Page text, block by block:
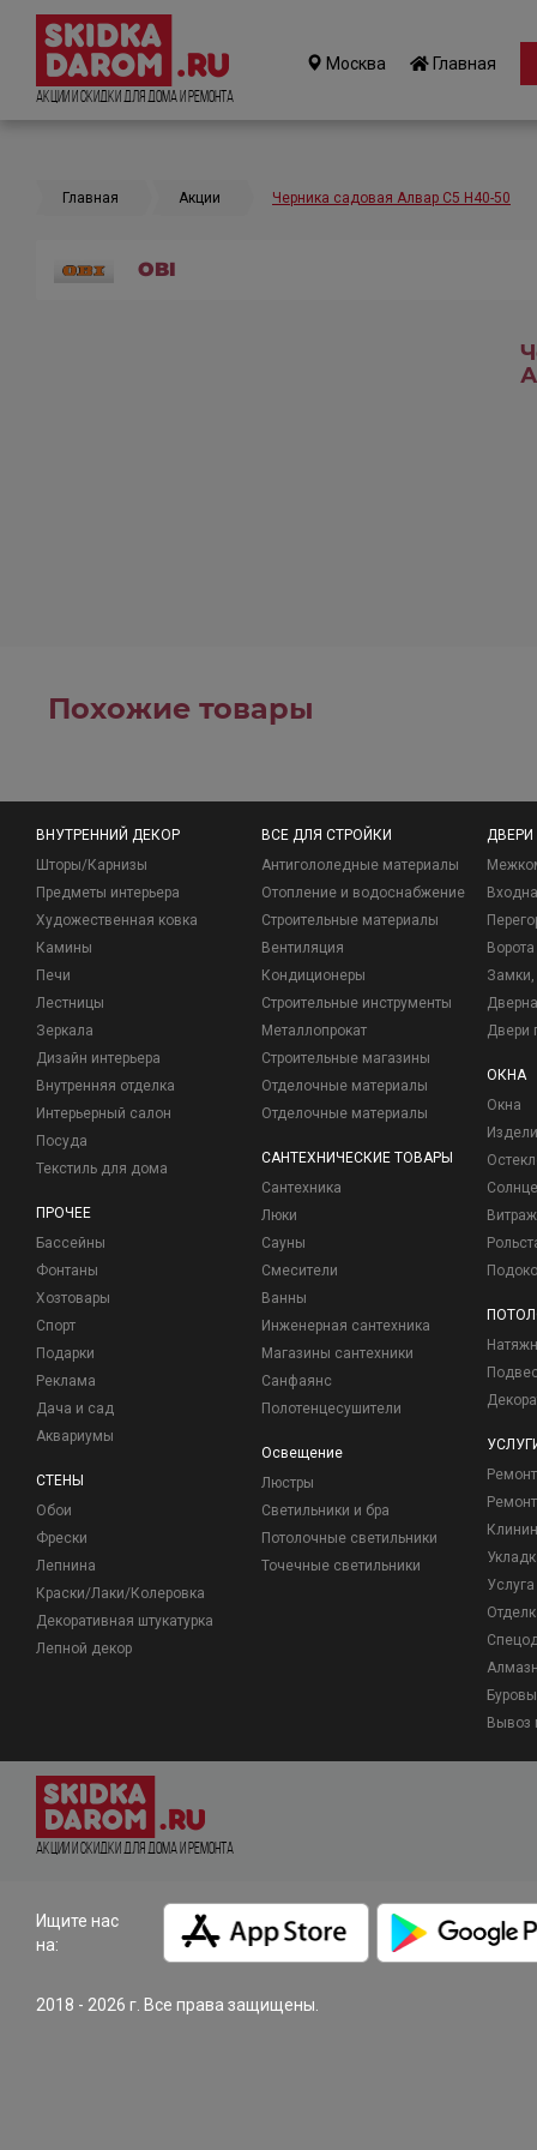
Акции и Скидки для дома и ремонта
Москва Главная
Главная Акции Черника садовая Алвар C5 H40-50
OBI
Похожие товары
ВНУТРЕННИЙ ДЕКОР
Шторы/Карнизы
Предметы интерьера
Художественная ковка
Камины
Печи
Лестницы
Зеркала
Дизайн интерьера
Внутренняя отделка
Интерьерный салон
Посуда
Текстиль для дома
ПРОЧЕЕ
Бассейны
Фонтаны
Хозтовары
Спорт
Подарки
Реклама
Дача и сад
Аквариумы
СТЕНЫ
Обои
Фрески
Лепнина
Краски/Лаки/Колеровка
Декоративная штукатурка
Лепной декор
ВСЕ ДЛЯ СТРОЙКИ
Антигололедные материалы
Отопление и водоснабжение
Строительные материалы
Вентиляция
Кондиционеры
Строительные инструменты
Металлопрокат
Строительные магазины
Отделочные материалы
Отделочные материалы
САНТЕХНИЧЕСКИЕ ТОВАРЫ
Сантехника
Люки
Сауны
Смесители
Ванны
Инженерная сантехника
Магазины сантехники
Санфаянс
Полотенцесушители
Освещение
Люстры
Светильники и бра
Потолочные светильники
Точечные светильники
ДВЕРИ
Ворота
Замки,
Двери
ОКНА
Окна
Вывоз
Акции и Скидки для дома и ремонта
Ищите нас
на:
2018 - 2026 г. Все права защищены.